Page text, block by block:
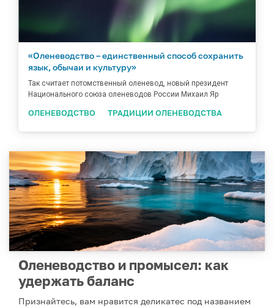
«Оленеводство – единственный способ сохранить
язык, обычаи и культуру»
Так считает потомственный оленевод, новый президент
Национального союза оленеводов России Михаил Яр
ОЛЕНЕВОДСТВО ТРАДИЦИИ ОЛЕНЕВОДСТВА
Оленеводство и промысел: как
удержать баланс
Признайтесь, вам нравится деликатес под названием